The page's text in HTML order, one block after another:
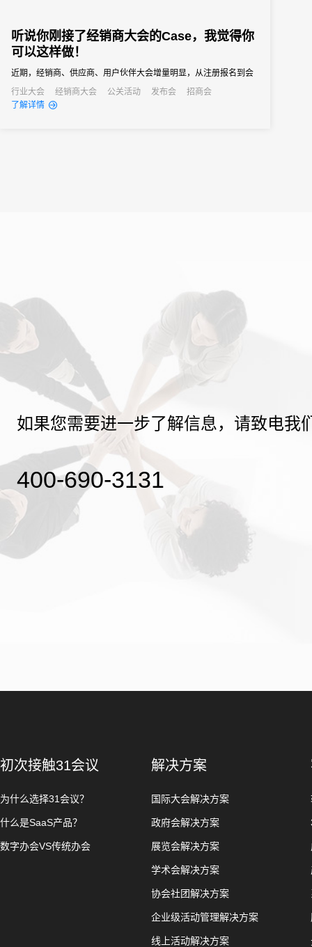
听说你刚接了经销商大会的Case，我觉得你
可以这样做！
近期，经销商、供应商、用户伙伴大会增量明显，从注册报名到会
议签到，从产品展示到会议活动，31会议助力活动变得与众不同。
行业大会 经销商大会 公关活动 发布会
招商会
了解详情
如果您需要进一步了解信息，请致电我
400-690-3131
初次接触31会议
为什么选择31会议？
什么是SaaS产品？
数字办会VS传统办会
解决方案
国际大会解决方案
政府会解决方案
展览会解决方案
学术会解决方案
协会社团解决方案
企业级活动管理解决方案
线上活动解决方案